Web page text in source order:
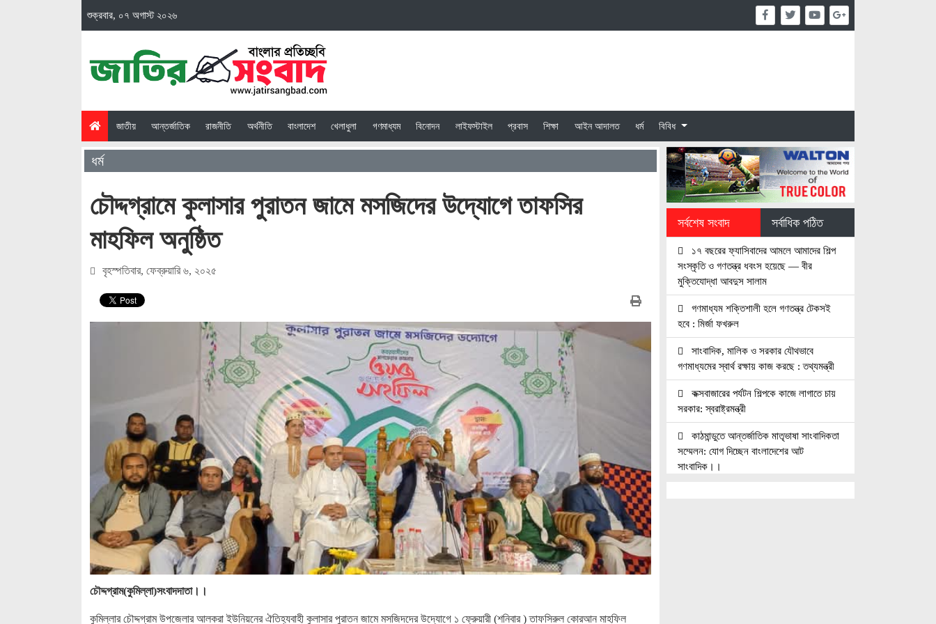
শুক্রবার, ০৭ অগাস্ট ২০২৬
(current)
জাতীয় আন্তর্জাতিক রাজনীতি অর্থনীতি বাংলাদেশ খেলাধুলা গণমাধ্যম বিনোদন লাইফস্টাইল প্রবাস শিক্ষা আইন আদালত ধর্ম বিবিধ
ধর্ম
চৌদ্দগ্রামে কুলাসার পুরাতন জামে মসজিদের উদ্যোগে তাফসির
মাহফিল অনুষ্ঠিত
বৃহস্পতিবার, ফেব্রুয়ারি ৬, ২০২৫
চৌদ্দগ্রাম(কুমিল্লা)সংবাদদাতা।।
কুমিল্লার চৌদ্দগ্রাম উপজেলার আলকরা ইউনিয়নের ঐতিহ্যবাহী কুলাসার পুরাতন জামে মসজিদদের উদ্যোগে ১ ফ্রুেয়ারী (শনিবার ) তাফসিরুল কোরআন মাহফিল
সর্বশেষ সংবাদ সর্বাধিক পঠিত
১৭ বছরের ফ্যাসিবাদের আমলে আমাদের শিল্প
সংস্কৃতি ও গণতন্ত্র ধবংস হয়েছে — বীর
মুক্তিযোদ্ধা আবদুস সালাম
গণমাধ্যম শক্তিশালী হলে গণতন্ত্র টেকসই
হবে : মির্জা ফখরুল
সাংবাদিক, মালিক ও সরকার যৌথভাবে
গণমাধ্যমের স্বার্থ রক্ষায় কাজ করছে : তথ্যমন্ত্রী
কক্সবাজারের পর্যটন শিল্পকে কাজে লাগাতে চায়
সরকার: স্বরাষ্ট্রমন্ত্রী
কাঠমান্ডুতে আন্তর্জাতিক মাতৃভাষা সাংবাদিকতা
সম্মেলন: যোগ দিচ্ছেন বাংলাদেশের আট
সাংবাদিক।।